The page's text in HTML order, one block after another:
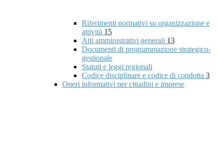
Riferimenti normativi su organizzazione e
attività 15
Atti amministrativi generali 13
Documenti di programmazione strategico-
gestionale
Statuti e leggi regionali
Codice disciplinare e codice di condotta 3
Oneri informativi per cittadini e imprese